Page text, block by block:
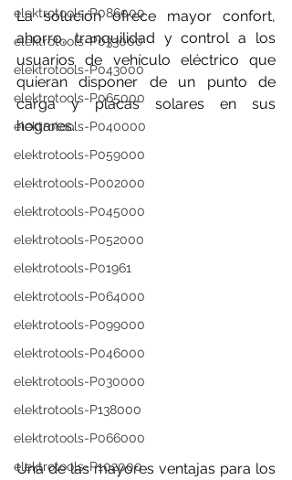
elektrotools-P086000
elektrotools-P033000
elektrotools-P043000
elektrotools-P065000
elektrotools-P040000
elektrotools-P059000
elektrotools-P002000
elektrotools-P045000
elektrotools-P052000
elektrotools-P01961
elektrotools-P064000
elektrotools-P099000
elektrotools-P046000
elektrotools-P030000
elektrotools-P138000
elektrotools-P066000
elektrotools-P102000
La solución ofrece mayor confort,
ahorro, tranquilidad y control a los
usuarios de vehículo eléctrico que
quieran disponer de un punto de
carga y placas solares en sus
hogares.
Una de las mayores ventajas para los